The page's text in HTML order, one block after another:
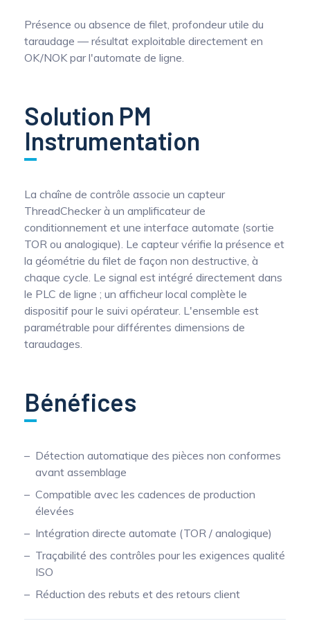
Présence ou absence de filet, profondeur utile du
taraudage — résultat exploitable directement en
OK/NOK par l'automate de ligne.
Solution PM
Instrumentation
La chaîne de contrôle associe un capteur
ThreadChecker à un amplificateur de
conditionnement et une interface automate (sortie
TOR ou analogique). Le capteur vérifie la présence et
la géométrie du filet de façon non destructive, à
chaque cycle. Le signal est intégré directement dans
le PLC de ligne ; un afficheur local complète le
dispositif pour le suivi opérateur. L'ensemble est
paramétrable pour différentes dimensions de
taraudages.
Bénéfices
Détection automatique des pièces non conformes
avant assemblage
Compatible avec les cadences de production
élevées
Intégration directe automate (TOR / analogique)
Traçabilité des contrôles pour les exigences qualité
ISO
Réduction des rebuts et des retours client
Mesure mobile, embarquée et sans
fil